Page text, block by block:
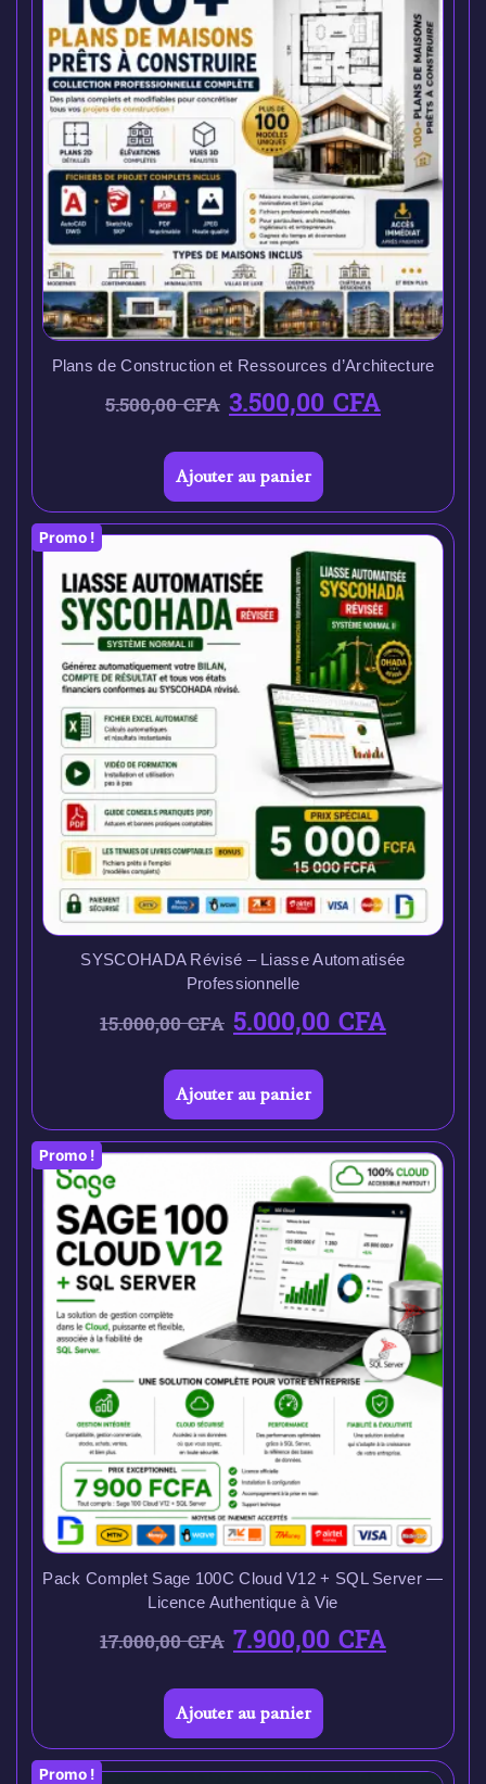
Plans de Construction et Ressources d’Architecture
5.500,00CFA 3.500,00CFA
Ajouter au panier
Promo !
SYSCOHADA Révisé – Liasse Automatisée
Professionnelle
15.000,00CFA 5.000,00CFA
Ajouter au panier
Promo !
Pack Complet Sage 100C Cloud V12 + SQL Server —
Licence Authentique à Vie
17.000,00CFA 7.900,00CFA
Ajouter au panier
Promo !